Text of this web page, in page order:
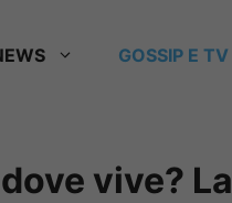
GOSSIP E TV
vive? La